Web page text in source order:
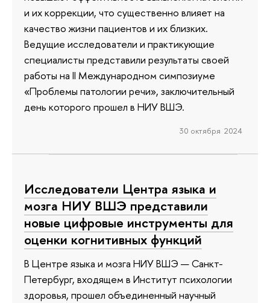
и их коррекции, что существенно влияет на
качество жизни пациентов и их близких.
Ведущие исследователи и практикующие
специалисты представили результаты своей
работы на II Международном симпозиуме
«Проблемы патологии речи», заключительный
день которого прошел в НИУ ВШЭ.
30 октября 2024
Исследователи Центра языка и
мозга НИУ ВШЭ представили
новые цифровые инструменты для
оценки когнитивных функций
В Центре языка и мозга НИУ ВШЭ — Санкт-
Петербург, входящем в Институт психологии
здоровья, прошел объединенный научный